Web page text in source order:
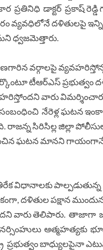
డాక్టర్ ప్రకాష్ రెడ్డి
వ్యవధిలోనే దళితులపై
ధ్వజమెత్తారు.
వర్గాలపై
టీఆర్ఎస్ ప్రభుత్వం
వారు
నేరెళ్ల ఘటన ఇంకా
రాజన్న సిరిసిల్ల జిల్లా
ఘటన మానని
విధానాలకు
దళితుల పక్షాన
వారు తెలిపారు. తాజాగా
ఆత్మహత్యకు
బాధ్యులపైనా